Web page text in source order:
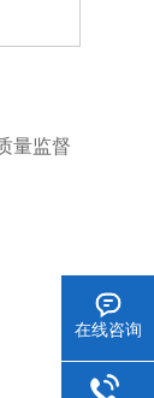
量监督
在线咨询